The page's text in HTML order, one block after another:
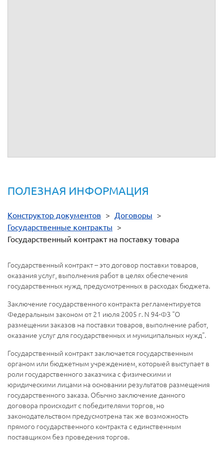
ПОЛЕЗНАЯ ИНФОРМАЦИЯ
Конструктор документов > Договоры >
Государственные контракты >
Государственный контракт на поставку товара
Государственный контракт – это договор поставки товаров,
оказания услуг, выполнения работ в целях обеспечения
государственных нужд, предусмотренных в расходах бюджета.
Заключение государственного контракта регламентируется
Федеральным законом от 21 июля 2005 г. N 94-ФЗ "О
размещении заказов на поставки товаров, выполнение работ,
оказание услуг для государственных и муниципальных нужд".
Государственный контракт заключается государственным
органом или бюджетным учреждением, которыей выступает в
роли государственного заказчика с физическими и
юридическими лицами на основании результатов размещения
государственного заказа. Обычно заключение данного
договора происходит с победителями торгов, но
законодательством предусмотрена так же возможность
прямого государственного контракта с единственным
поставщиком без проведения торгов.